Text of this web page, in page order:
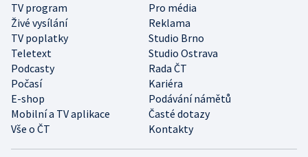
TV program
Pro média
Živé vysílání
Reklama
TV poplatky
Studio Brno
Teletext
Studio Ostrava
Podcasty
Rada ČT
Počasí
Kariéra
E-shop
Podávání námětů
Mobilní a TV aplikace
Časté dotazy
Vše o ČT
Kontakty